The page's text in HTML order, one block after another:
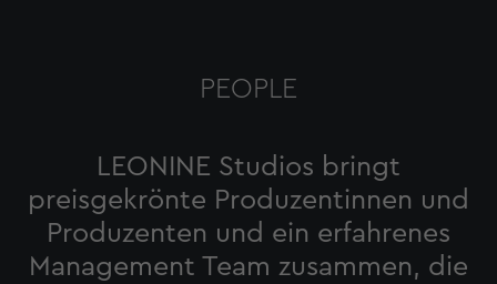
PEOPLE
LEONINE Studios bringt
preisgekrönte Produzentinnen und
Produzenten und ein erfahrenes
Management Team zusammen, die